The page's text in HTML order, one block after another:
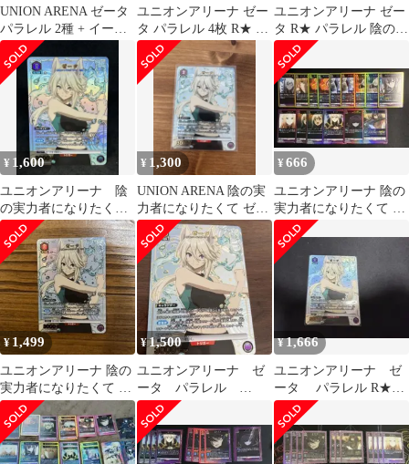
UNION ARENA ゼータ
パラレル 2種 + イータ
AP セット
ユニオンアリーナ ゼー
タ パラレル 4枚 R★ 陰
の実力者になりたく
て！
ユニオンアリーナ ゼー
タ R★ パラレル 陰の実
力者になりたくて！
¥ 1,600
ユニオンアリーナ 陰
の実力者になりたく
て ゼータ パラレ
ル Ｒ★
¥ 1,300
UNION ARENA 陰の実
力者になりたくて ゼー
タ パラレル
¥666
ユニオンアリーナ 陰の
実力者になりたくて R
シャドウ アルファ クレ
ア他
¥ 1,499
ユニオンアリーナ 陰の
実力者になりたくて ゼ
ータ r ★ 星1 パラレル
¥1,500
ユニオンアリーナ ゼ
ータ パラレル
R★ 陰の実力者にな
りたくて！
¥1,666
ユニオンアリーナ ゼ
ータ パラレル R★
陰の実力者になりたく
て！ ユニアリ